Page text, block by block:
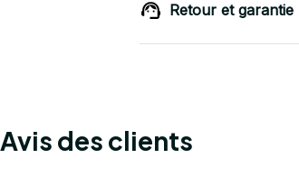
Retour et garantie
Avis des clients